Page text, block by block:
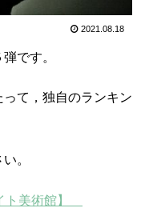
2021.08.18
です。
て，独自のランキン
。
ト美術館】